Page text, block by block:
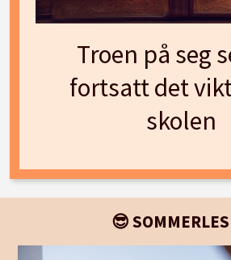
Troen på seg
fortsatt det
skolen
😎